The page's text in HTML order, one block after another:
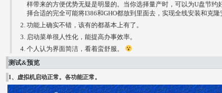
样带来的方便优势无疑是明显的。当你选择量产时，可以为U盘节约
择合适的完全可能将I386和GHO都放到里面去，实现全线安装和克隆
功能上确实不错，该有的都基本上有了。
启动菜单很人性化，能提高办事效率。
个人认为界面简洁，看着蛮舒服。
测试&预览
1、虚拟机启动正常。各功能正常。